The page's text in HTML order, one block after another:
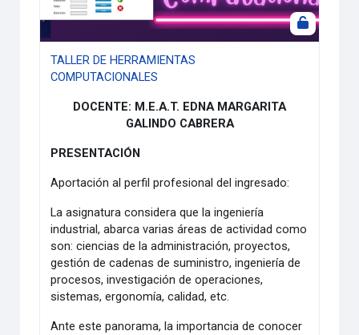
TALLER DE HERRAMIENTAS
COMPUTACIONALES
DOCENTE: M.E.A.T. EDNA MARGARITA
GALINDO CABRERA
PRESENTACIÓN
Aportación al perfil profesional del ingresado:
La asignatura considera que la ingeniería
industrial, abarca varias áreas de actividad como
son: ciencias de la administración, proyectos,
gestión de cadenas de suministro, ingeniería de
procesos, investigación de operaciones,
sistemas, ergonomía, calidad, etc.
Ante este panorama, la importancia de conocer